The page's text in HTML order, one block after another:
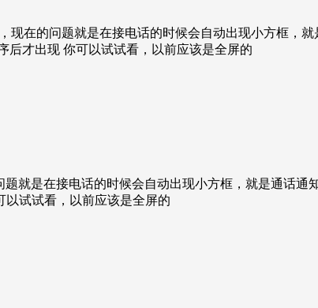
现在的问题就是在接电话的时候会自动出现小方框，
后才出现 你可以试试看，以前应该是全屏的
就是在接电话的时候会自动出现小方框，就是通话
以试试看，以前应该是全屏的